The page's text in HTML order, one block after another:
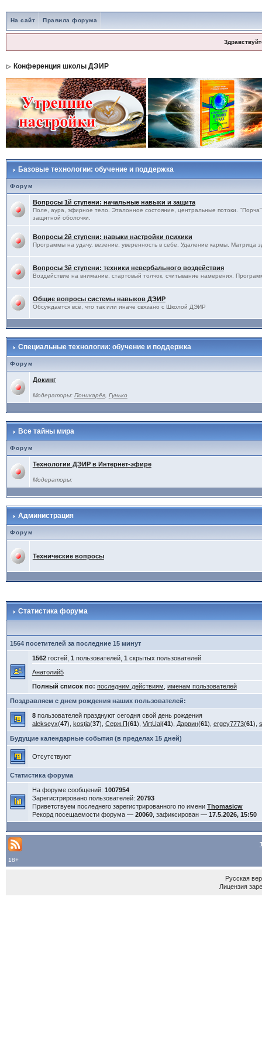
На сайт Правила форума
Конференция школы ДЭИР
Базовые технологии: обучение и поддержка
Форум
Вопросы 1й ступени: начальные навыки и защита
Поле, аура, эфирное тело. Эталонное состояние, центральные потоки.
защитной оболочки.
Вопросы 2й ступени: навыки настройки психики
Программы на удачу, везение, уверенность в себе. Удаление кармы. Матрица
Вопросы 3й ступени: техники невербального воздействия
Воздействие на внимание, стартовый толчок, считывание намерения.
Общие вопросы системы навыков ДЭИР
Обсуждается всё, что так или иначе связано с Школой ДЭИР
Специальные технологии: обучение и поддержка
Форум
Докинг
Модераторы: Поникарёв, Гунько
Все тайны мира
Форум
Технологии ДЭИР в Интернет-эфире
Модераторы:
Администрация
Форум
Технические вопросы
Статистика форума
1564 посетителей за последние 15 минут
1562гостей, 1 пользователей, 1 скрытых пользователей
Анатолий5
Полный список по: последним действиям именам пользователей
Поздравляем с днем рождения наших пользователей:
8пользователей празднуют сегодня свой день рождения
alekseyx(47), kostja(37), Серж.П(61), VirtUal(41), Дарвин(61), ergey7773(61),
Будущие календарные события (в пределах 15 дней)
Отсутствуют
Статистика форума
На форуме сообщений: 1007954
Зарегистрировано пользователей: 20793
Приветствуем последнего зарегистрированного по имени Thomasicw
Рекорд посещаемости форума — 20060, зафиксирован — 17.5.2026, 15:50
18+
Русская
Лицензия